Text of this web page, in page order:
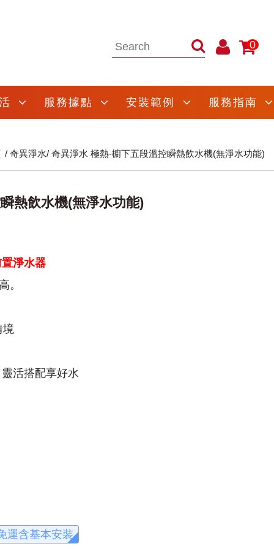
0
服務據點 安裝範例 服務指南
奇異淨水 奇異淨水 極熱-櫥下五段溫控瞬熱飲水機(無淨水功能)
熱飲水機(無淨水功能)
淨水器
。
境
活搭配享好水
運含基本安裝